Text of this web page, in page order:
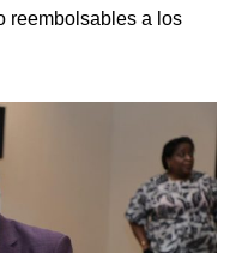
reembolsables a los